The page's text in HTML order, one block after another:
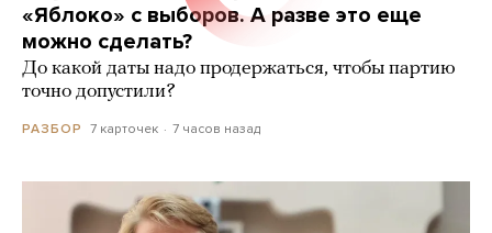
«Яблоко» с выборов. А разве это еще
можно сделать?
До какой даты надо продержаться, чтобы партию
точно допустили?
РАЗБОР 7 карточек 7 часов назад